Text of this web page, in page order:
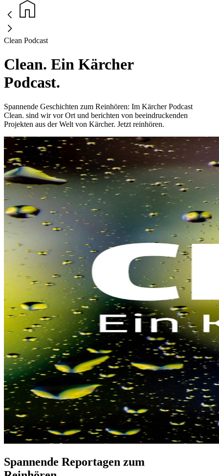
Clean Podcast
Clean. Ein Kärcher
Podcast.
Spannende Geschichten zum Reinhören: Im Kärcher Podcast
Clean. sind wir vor Ort und berichten von beeindruckenden
Projekten aus der Welt von Kärcher. Jetzt reinhören.
Spannende Reportagen zum